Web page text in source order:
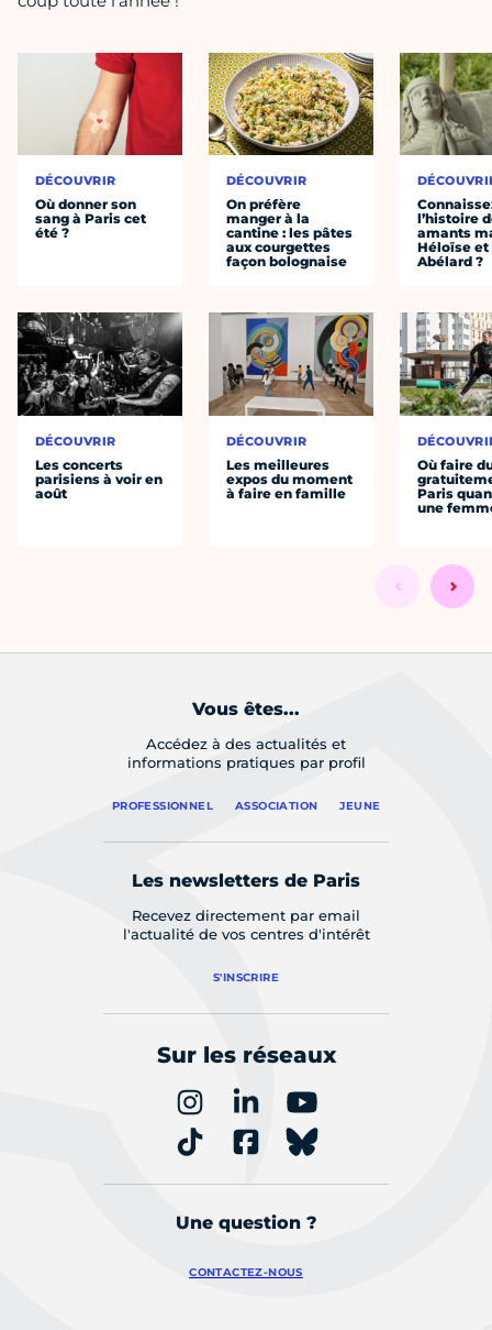
DÉCOUVRIR
Où donner son
sang à Paris cet
été ?
DÉCOUVRIR
Les concerts
parisiens à voir en
août
DÉCOUVRIR
On préfère
manger à la
cantine : les pâtes
aux courgettes
façon bolognaise
DÉCOUVRIR
Les meilleures
expos du moment
à faire en famille
l’histoire
amants
Héloïse et
Abélard ?
Où faire
Paris
une
Vous êtes...
Accédez à des actualités et
informations pratiques par profil
PROFESSIONNEL ASSOCIATION JEUNE
Les newsletters de Paris
Recevez directement par email
l'actualité de vos centres d'intérêt
S'INSCRIRE
Sur les réseaux
Une question ?
CONTACTEZ-NOUS